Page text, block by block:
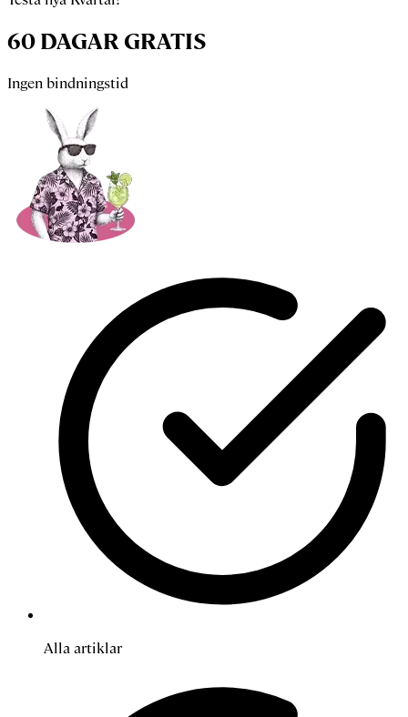
60 DAGAR GRATIS
Ingen bindningstid
Alla artiklar